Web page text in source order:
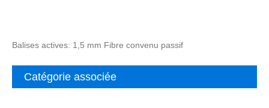
Balises actives: 1,5 mm Fibre convenu passif
Catégorie associée